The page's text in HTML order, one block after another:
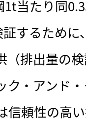
当たり同
するため
（排出量の
ク・アンド
信頼性の高